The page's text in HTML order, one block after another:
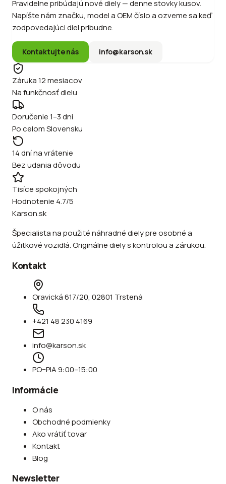
Pravidelne pribúdajú nové diely — denne stovky kusov.
Napíšte nám značku, model a OEM číslo a ozveme sa keď
zodpovedajúci diel pribudne.
Kontaktujte nás info@karson.sk
Záruka 12 mesiacov
Na funkčnosť dielu
Doručenie 1–3 dni
Po celom Slovensku
14 dní na vrátenie
Bez udania dôvodu
Tisíce spokojných
Hodnotenie 4.7/5
Karson.sk
Špecialista na použité náhradné diely pre osobné a
úžitkové vozidlá. Originálne diely s kontrolou a zárukou.
Kontakt
Oravická 617/20, 02801 Trstená
+421 48 230 4169
info@karson.sk
PO–PIA 9:00–15:00
Informácie
O nás
Obchodné podmienky
Ako vrátiť tovar
Kontakt
Blog
Newsletter